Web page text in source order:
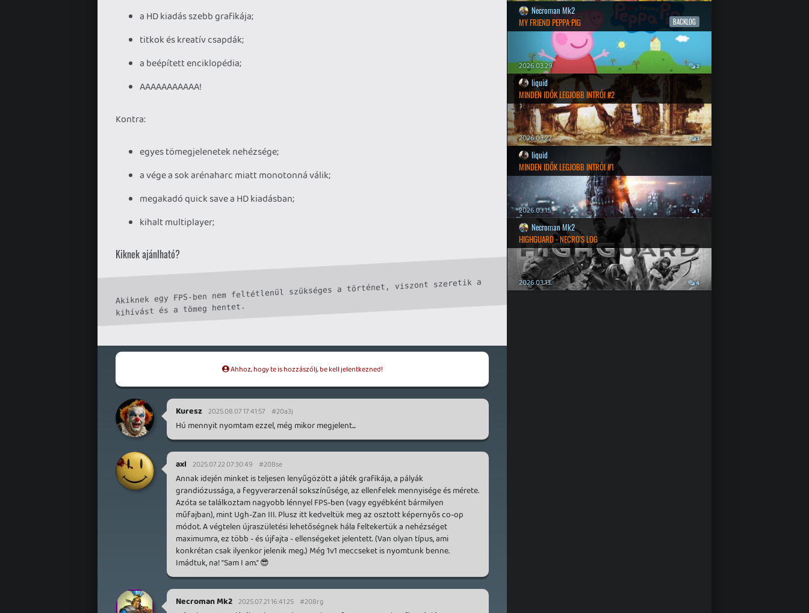
a HD kiadás szebb grafikája;
titkok és kreatív csapdák;
a beépített enciklopédia;
AAAAAAAAAAA!
Kontra:
egyes tömegjelenetek nehézsége;
a vége a sok arénaharc miatt monotonná válik;
megakadó quick save a HD kiadásban;
kihalt multiplayer;
Kiknek ajánlható?
Akiknek egy FPS-ben nem feltétlenül szükséges a történet, viszont szeretik a
Ahhoz, hogy te is hozzászólj, be kell jelentkezned!
Kuresz 2025.08.07 17:41:57 #20a3j
Hú mennyit nyomtam ezzel, még mikor megjelent...
axl 2025.07.22 07:30:49 #208se
Annak idején minket is teljesen lenyűgözött a játék grafikája, a pályák
grandiózussága, a fegyverarzenál sokszínűsége, az ellenfelek mennyisége és mérete.
Azóta se találkoztam nagyobb lénnyel FPS-ben (vagy egyébként bármilyen
műfajban), mint Ugh-Zan III. Plusz itt kedveltük meg az osztott képernyős co-op
módot. A végtelen újraszületési lehetőségnek hála feltekertük a nehézséget
maximumra, ez több - és újfajta - ellenségeket jelentett. (Van olyan típus, ami
konkrétan csak ilyenkor jelenik meg.) Még 1v1 meccseket is nyomtunk benne.
Imádtuk, na! "Sam I am." 😎
Necroman Mk2 2025.07.21 16:41:25 #208rg
Necroman Mk2
MY FRIEND PEPPA PIG
BACKLOG
2026.03.29. 2
liquid
MINDEN IDŐK LEGJOBB INTRÓI #2
2026.03.27. 1
liquid
MINDEN IDŐK LEGJOBB INTRÓI #1
2026.03.15. 1
Necroman Mk2
HIGHGUARD - NECRO'S LOG
2026.03.13. 4